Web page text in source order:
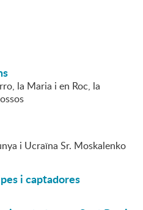
la Maria i en Roc, la
i Ucraïna Sr. Moskalenko
i captadores